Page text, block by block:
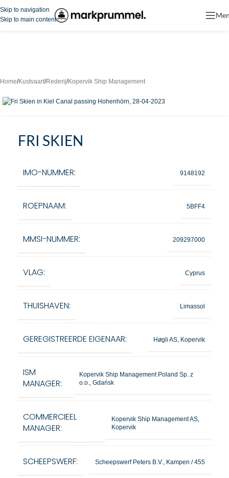
Skip to navigation
Skip to main content
Home/Kustvaart/Rederij/Kopervik Ship Management
FRI SKIEN
IMO-NUMMER: 9148192
ROEPNAAM: 5BFF4
MMSI-NUMMER: 209297000
VLAG: Cyprus
THUISHAVEN: Limassol
GEREGISTREERDE EIGENAAR: Høgli AS, Kopervik
ISM
MANAGER:
Kopervik Ship Management Poland Sp. z
o.o., Gdańsk
COMMERCIEEL
MANAGER:
Kopervik Ship Management AS,
Kopervik
SCHEEPSWERF: Scheepswerf Peters B.V., Kampen / 455